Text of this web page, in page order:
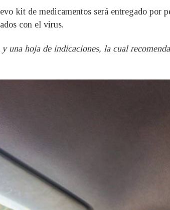
kit de medicamentos será entregado por
con el virus.
una hoja de indicaciones, la cual